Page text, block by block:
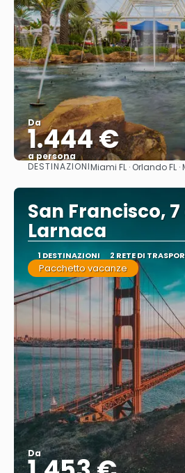
Da
1.444 €
a persona
Vedere
DESTINAZIONIMiami FL · Orlando FL ·
San Francisco,
Larnaca
1 DESTINAZIONI 2 RETE DI
Pacchetto vacanze
Da